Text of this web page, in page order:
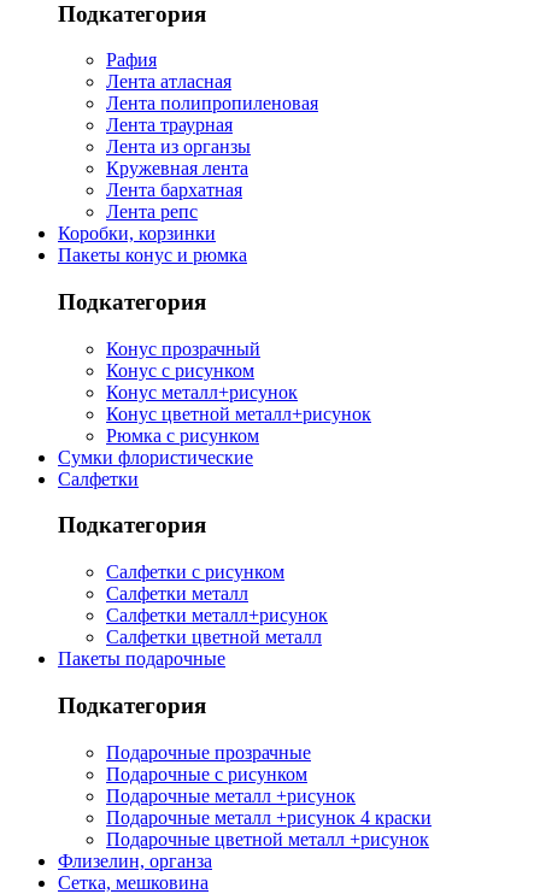
Подкатегория
Рафия
Лента атласная
Лента полипропиленовая
Лента траурная
Лента из органзы
Кружевная лента
Лента бархатная
Лента репс
Коробки, корзинки
Пакеты конус и рюмка
Подкатегория
Конус прозрачный
Конус с рисунком
Конус металл+рисунок
Конус цветной металл+рисунок
Рюмка с рисунком
Сумки флористические
Салфетки
Подкатегория
Салфетки с рисунком
Салфетки металл
Салфетки металл+рисунок
Салфетки цветной металл
Пакеты подарочные
Подкатегория
Подарочные прозрачные
Подарочные с рисунком
Подарочные металл +рисунок
Подарочные металл +рисунок 4 краски
Подарочные цветной металл +рисунок
Флизелин, органза
Сетка, мешковина